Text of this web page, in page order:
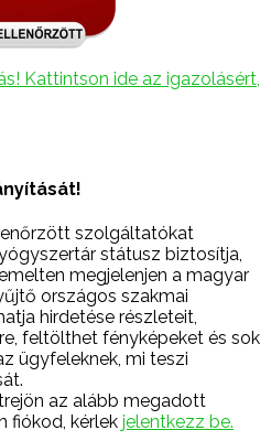
Kattintson ide az igazolásért,
szolgáltatókat
státusz biztosítja,
megjelenjen a magyar
országos szakmai
hirdetése részleteit,
feltölthet fényképeket és sok
ügyfeleknek, mi teszi
az alább megadott
fiókod, kérlek jelentkezz be.